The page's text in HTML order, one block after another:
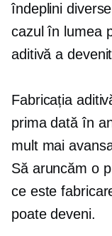
îndeplini
cazul în lumea
aditivă a
Fabricația
prima dată în
mult mai
Să aruncăm o
ce este
poate deveni.